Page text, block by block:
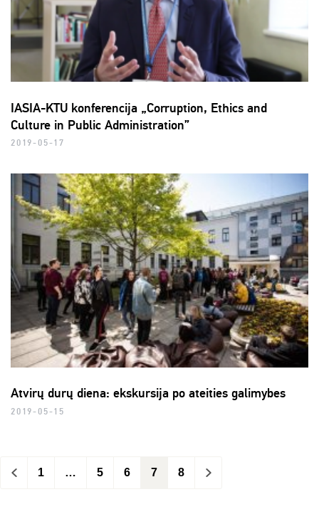
IASIA-KTU konferencija „Corruption, Ethics and
Culture in Public Administration”
2019-05-17
Atvirų durų diena: ekskursija po ateities galimybes
2019-05-15
< 1 … 5 6 7 8 >